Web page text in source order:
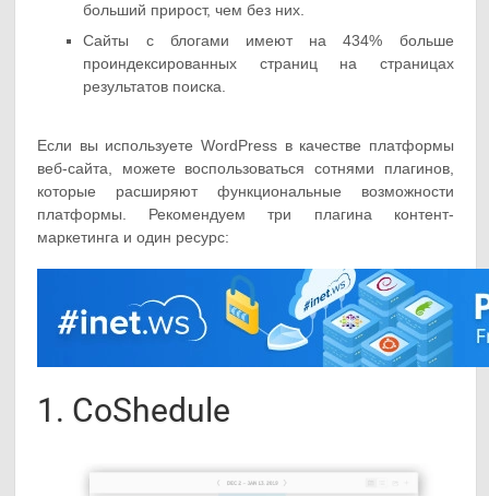
больший прирост, чем без них.
Сайты с блогами имеют на 434% больше
проиндексированных страниц на страницах
результатов поиска.
Если вы используете WordPress в качестве платформы
веб-сайта, можете воспользоваться сотнями плагинов,
которые расширяют функциональные возможности
платформы. Рекомендуем три плагина контент-
маркетинга и один ресурс:
1. CoShedule